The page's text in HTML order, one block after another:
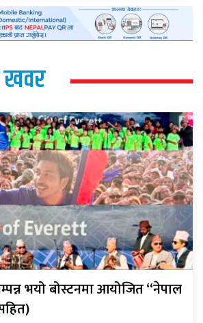
खवर
भयो बोस्टनमा आयोजित “नेपाल